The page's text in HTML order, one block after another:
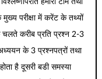
हमारी टीम तथा
मुख्य परीक्षा में करेंट के तथ्यों
चलते करीब प्रति प्रश्न 2-3
के 3 प्रश्नपत्रों तथा
है दूसरी बडी समस्या